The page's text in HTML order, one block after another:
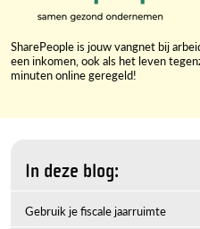
SharePeople is jouw vangnet bij
een inkomen, ook als het leven
minuten online geregeld!
In deze blog:
Gebruik je fiscale jaarruimte